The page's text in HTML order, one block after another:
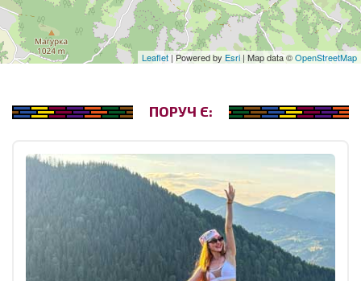
Leaflet | Powered by Esri | Map data ©OpenStreetMap
ПОРУЧ Є: